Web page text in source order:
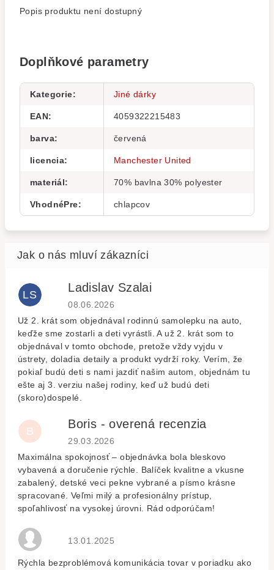
Popis produktu není dostupný
Doplňkové parametry
Kategorie: Jiné dárky
EAN: 4059322215483
barva: červená
licencia: Manchester United
materiál: 70% bavlna 30% polyester
VhodnéPre: chlapcov
LS
Ladislav Szalai
Hodnocení obchodu je 5 z 5 hvězdiček.
08.06.2026
Už 2. krát som objednával rodinnú samolepku na auto,
keďže sme zostarli a deti vyrástli. A už 2. krát som to
objednával v tomto obchode, pretože vždy vyjdu v
ústrety, doladia detaily a produkt vydrží roky. Verím, že
pokiaľ budú deti s nami jazdiť našim autom, objednám tu
ešte aj 3. verziu našej rodiny, keď už budú deti
(skoro)dospelé.
B
Boris - overená recenzia
Hodnocení obchodu je 5 z 5 hvězdiček.
29.03.2026
Maximálna spokojnosť – objednávka bola bleskovo
vybavená a doručenie rýchle. Balíček kvalitne a vkusne
zabalený, detské veci pekne vybrané a písmo krásne
spracované. Veľmi milý a profesionálny prístup,
spoľahlivosť na vysokej úrovni. Rád odporúčam!
Hodnocení obchodu je 5 z 5 hvězdiček.
13.01.2025
Rýchla bezproblémová komunikácia tovar v poriadku ako